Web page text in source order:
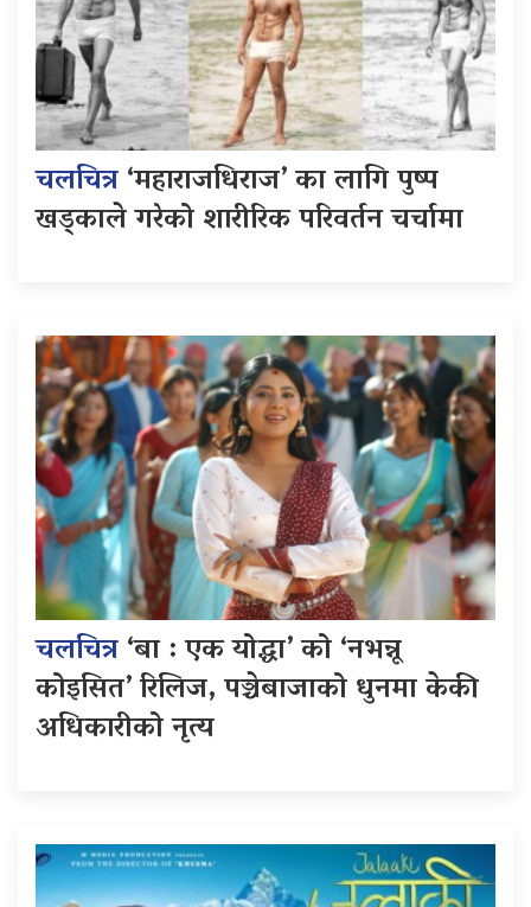
चलचित्र‘महाराजधिराज’ का लागि पुष्प
खड्काले गरेको शारीरिक परिवर्तन चर्चामा
चलचित्र‘बा : एक योद्धा’ को ‘नभन्नू
कोइसित’ रिलिज, पञ्चेबाजाको धुनमा केकी
अधिकारीको नृत्य